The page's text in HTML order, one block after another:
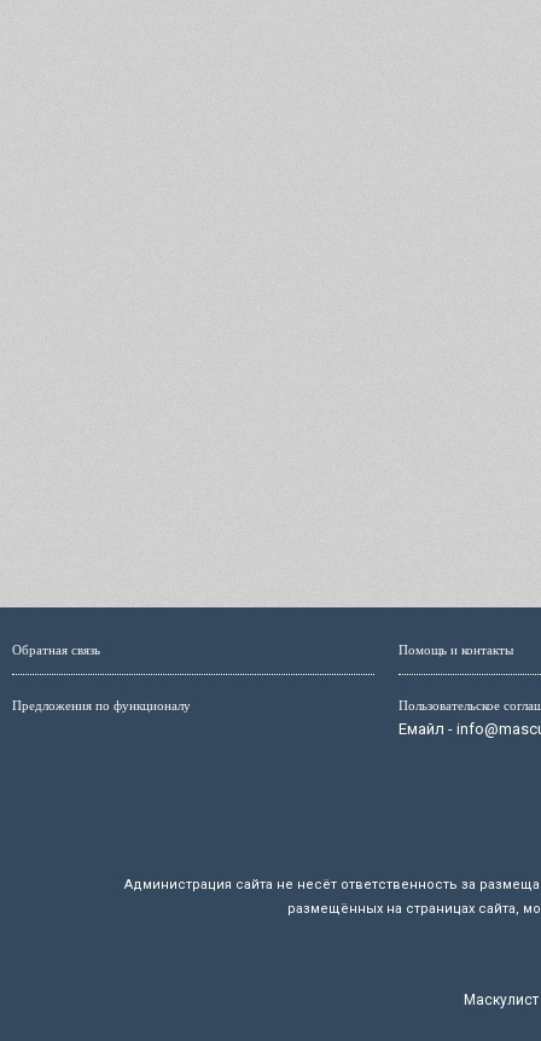
Обратная связь
Предложения по функционалу
Помощь и контакты
Пользовательское
Емайл -
Администрация сайта не несёт ответственность за
размещённых на страницах сайта,